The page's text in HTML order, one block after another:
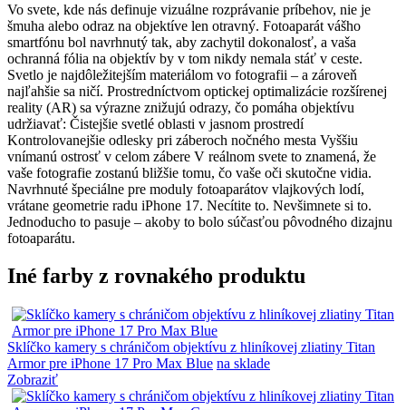
Vo svete, kde nás definuje vizuálne rozprávanie príbehov, nie je
šmuha alebo odraz na objektíve len otravný. Fotoaparát vášho
smartfónu bol navrhnutý tak, aby zachytil dokonalosť, a vaša
ochranná fólia na objektív by v tom nikdy nemala stáť v ceste.
Svetlo je najdôležitejším materiálom vo fotografii – a zároveň
najľahšie sa ničí. Prostredníctvom optickej optimalizácie rozšírenej
reality (AR) sa výrazne znižujú odrazy, čo pomáha objektívu
udržiavať: Čistejšie svetlé oblasti v jasnom prostredí
Kontrolovanejšie odlesky pri záberoch nočného mesta Vyššiu
vnímanú ostrosť v celom zábere V reálnom svete to znamená, že
vaše fotografie zostanú bližšie tomu, čo vaše oči skutočne vidia.
Navrhnuté špeciálne pre moduly fotoaparátov vlajkových lodí,
vrátane geometrie radu iPhone 17. Necítite to. Nevšimnete si to.
Jednoducho to pasuje – akoby to bolo súčasťou pôvodného dizajnu
fotoaparátu.
Iné farby z rovnakého produktu
Sklíčko kamery s chráničom objektívu z hliníkovej zliatiny Titan
Armor pre iPhone 17 Pro Max Blue na sklade
Zobraziť